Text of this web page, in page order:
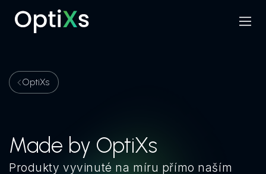
Hledat
Menu
OptiXs
Made by OptiXs
Produkty vyvinuté na míru přímo naším